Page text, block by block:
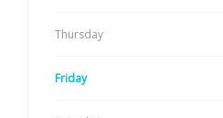
Thursday
Friday